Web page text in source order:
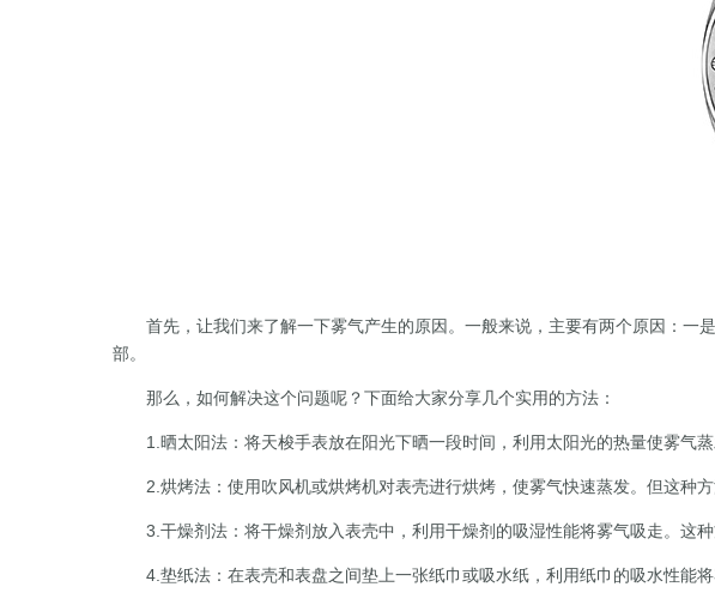
首先，让我们来了解一下雾气产生的原因。一般来说，主要有两个原因：一
部。
那么，如何解决这个问题呢？下面给大家分享几个实用的方法：
1.晒太阳法：将天梭手表放在阳光下晒一段时间，利用太阳光的热量使雾气蒸
2.烘烤法：使用吹风机或烘烤机对表壳进行烘烤，使雾气快速蒸发。但这种方
3.干燥剂法：将干燥剂放入表壳中，利用干燥剂的吸湿性能将雾气吸走。这种
4.垫纸法：在表壳和表盘之间垫上一张纸巾或吸水纸，利用纸巾的吸水性能将